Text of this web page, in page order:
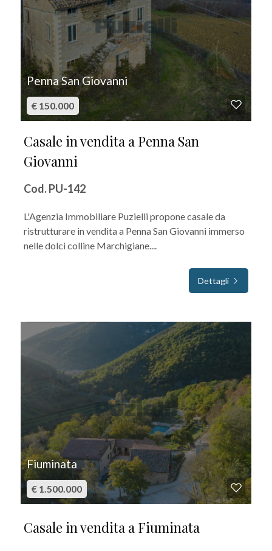
Penna San Giovanni
€ 150.000
Casale in vendita a Penna San
Giovanni
Cod. PU-142
L'Agenzia Immobiliare Puzielli propone casale da
ristrutturare in vendita a Penna San Giovanni immerso
nelle dolci colline Marchigiane....
Dettagli
Fiuminata
€ 1.500.000
Casale in vendita a Fiuminata